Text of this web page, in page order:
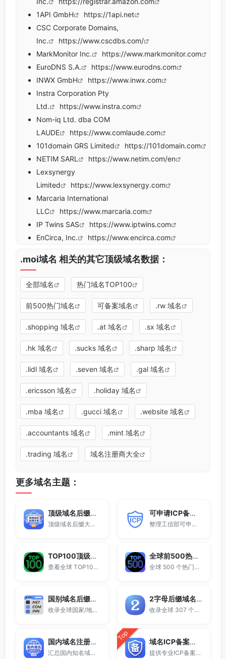
1API GmbH
https://1api.net
CSC Corporate Domains,
Inc.
https://www.cscdbs.com/
MarkMonitor Inc.
https://www.markmonitor.com
EuroDNS S.A.
https://www.eurodns.com
INWX GmbH
https://www.inwx.com
Instra Corporation Pty
Ltd.
https://www.instra.com
Nom-iq Ltd. dba COM
LAUDE
https://www.comlaude.com
101domain GRS Limited
https://101domain.com
NETIM SARL
https://www.netim.com/en
Lexsynergy
Limited
https://www.lexsynergy.com
Marcaria International
LLC
https://www.marcaria.com
IP Twins SAS
https://www.iptwins.com
EnCirca, Inc.
https://www.encirca.com
.moi域名 相关的其它顶级域名数据：
全部域名 热门域名TOP100
前500热门域名 可备案域名 .rw 域名
.shopping 域名 .at 域名 .sx 域名
.hk 域名 .sucks 域名 .sharp 域名
.lidl 域名 .seven 域名 .gal 域名
.ericsson 域名 .holiday 域名
.mba 域名 .gucci 域名 .website 域名
.accountants 域名 .mint 域名
.trading 域名 域名注册商大全
更多域名主题：
顶级域名后缀大全
顶级域名后缀大全收录全球已开放注册的所有TLD后缀，包括gTLD、ccTLD、品牌域名后缀等。
可申请ICP备案域名后缀大全
整理工信部可申请ICP网站备案的域名后缀大全。
TOP100顶级域名后缀排名榜
查看全球 TOP100 域名后缀。
全球前500热门域名后缀排行
全球 500 个热门域名后缀排名，展示注册量排行、是否可备案、适用范围与用途简介，帮助企业与个人在 2025 年快速选择合适的顶级域名。
国别域名后缀大全
收录全球国家/地区代码顶级域名。
2字母后缀域名大全
收录全球 307 个两字符域名后缀。
国内域名注册商大全
汇总国内知名域名注册商与服务平台。
Top 域名ICP备案查询
提供专业ICP备案查询与网站备案信息查询服务，支持域名备案号查询、网站是否备案检测及备案信息快速获取，适用于站长工具、域名检测与SEO分析。